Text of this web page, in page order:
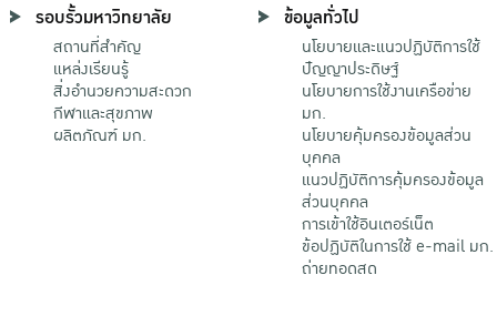
รอบรั้วมหาวิทยาลัย
สถานที่สำคัญ
แหล่งเรียนรู้
สิ่งอำนวยความสะดวก
กีฬาและสุขภาพ
ผลิตภัณฑ์ มก.
ข้อมูลทั่วไป
นโยบายและแนวปฏิบัติการใช้
ปัญญาประดิษฐ์
นโยบายการใช้งานเครือข่าย
มก.
นโยบายคุ้มครองข้อมูลส่วน
บุคคล
แนวปฏิบัติการคุ้มครองข้อมูล
ส่วนบุคคล
การเข้าใช้อินเตอร์เน็ต
ข้อปฏิบัติในการใช้ e-mail มก.
ถ่ายทอดสด